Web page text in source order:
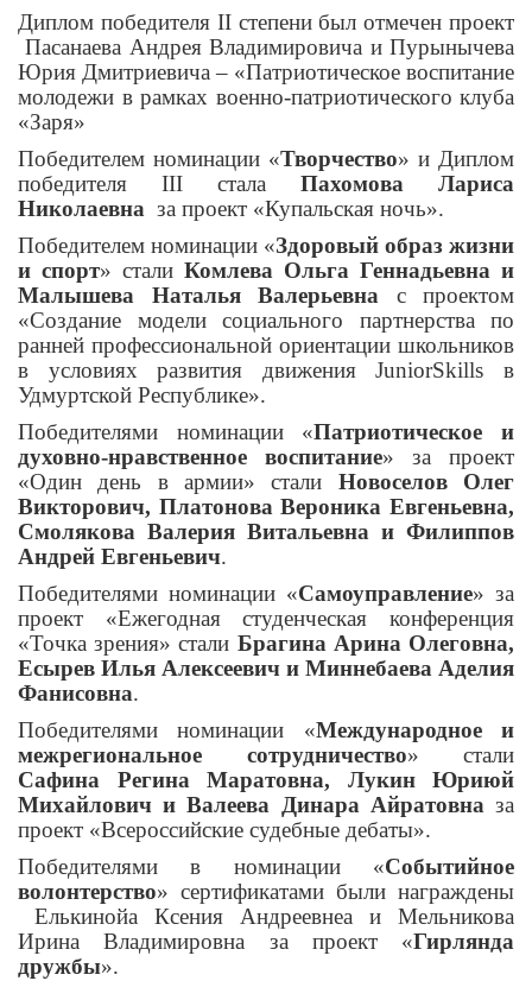
Диплом победителя IIстепени был отмечен проект
Пасанаева Андрея Владимировича и Пурынычева
Юрия Дмитриевича – «Патриотическое воспитание
молодежи в рамках военно-патриотического клуба
«Заря»
Победителем номинации «Творчество» и Диплом
победителя III стала Пахомова Лариса
Николаевна за проект «Купальская ночь».
Победителем номинации «Здоровый образ жизни
и спорт» стали Комлева Ольга Геннадьевна и
Малышева Наталья Валерьевна с проектом
«Создание модели социального партнерства по
ранней профессиональной ориентации школьников
в условиях развития движения JuniorSkills в
Удмуртской Республике».
Победителями номинации «Патриотическое и
духовно-нравственное воспитание» за проект
«Один день в армии» стали Новоселов Олег
Викторович, Платонова Вероника Евгеньевна,
Смолякова Валерия Витальевна и Филиппов
Андрей Евгеньевич.
Победителями номинации «Самоуправление» за
проект «Ежегодная студенческая конференция
«Точка зрения» стали Брагина Арина Олеговна,
Есырев Илья Алексеевич и Миннебаева Аделия
Фанисовна.
Победителями номинации «Международное и
межрегиональное сотрудничество» стали
Сафина Регина Маратовна, Лукин Юриюй
Михайлович и Валеева Динара Айратовна за
проект «Всероссийские судебные дебаты».
Победителями в номинации «Событийное
волонтерство» сертификатами были награждены
Елькинойа Ксения Андреевнеа и Мельникова
Ирина Владимировна за проект «Гирлянда
дружбы».